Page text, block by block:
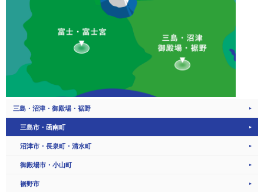
三島・沼津・御殿場・裾野
三島市・函南町
沼津市・長泉町・清水町
御殿場市・小山町
裾野市